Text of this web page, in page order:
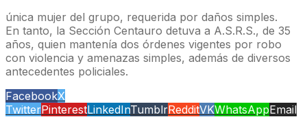
única mujer del grupo, requerida por daños simples.
En tanto, la Sección Centauro detuva a A.S.R.S., de 35
años, quien mantenía dos órdenes vigentes por robo
con violencia y amenazas simples, además de diversos
antecedentes policiales.
FacebookX
TwitterPinterestLinkedInTumblrRedditVKWhatsAppEmail